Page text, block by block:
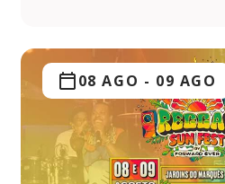
08 AGO - 09 AGO